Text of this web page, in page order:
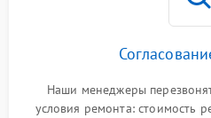
Наши менеджеры
условия ремонта: стоимость